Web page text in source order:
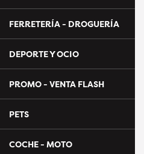
FERRETERÍA - DROGUERÍA
DEPORTE Y OCIO
PROMO - VENTA FLASH
PETS
COCHE - MOTO